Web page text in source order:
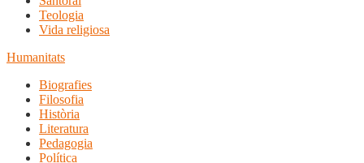
Teologia
Vida religiosa
Humanitats
Biografies
Filosofia
Història
Literatura
Pedagogia
Política